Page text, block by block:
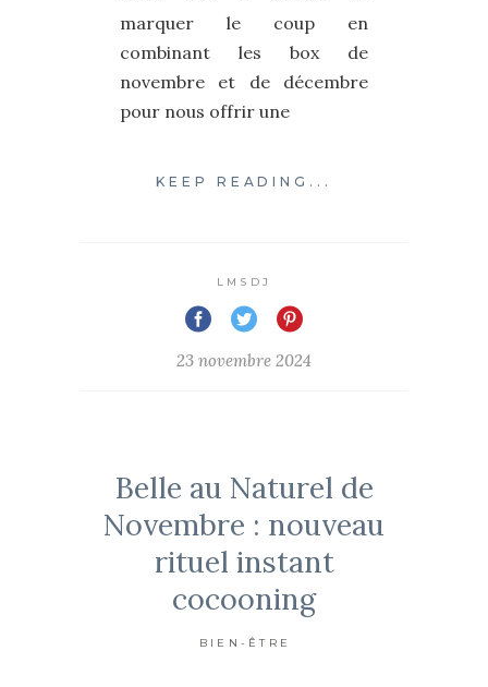
marquer le coup en
combinant les box de
novembre et de décembre
pour nous offrir une
KEEP READING...
LMSDJ
23 novembre 2024
Belle au Naturel de
Novembre : nouveau
rituel instant
cocooning
BIEN-ÊTRE